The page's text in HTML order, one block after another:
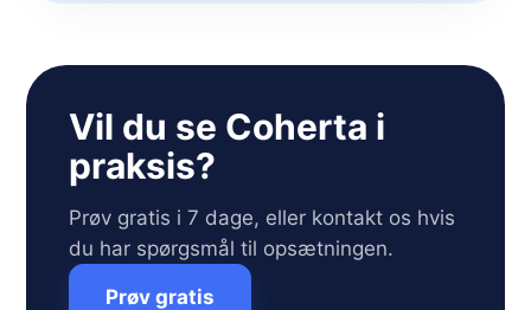
Vil du se Coherta i
praksis?
Prøv gratis i 7 dage, eller kontakt os hvis
du har spørgsmål til opsætningen.
Prøv gratis